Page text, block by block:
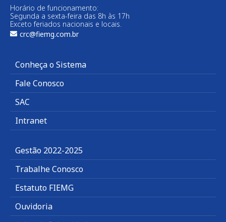
Horário de funcionamento:
Segunda a sexta-feira das 8h às 17h
Exceto feriados nacionais e locais.
crc@fiemg.com.br
Conheça o Sistema
Fale Conosco
SAC
Intranet
Gestão 2022-2025
Trabalhe Conosco
Estatuto FIEMG
Ouvidoria